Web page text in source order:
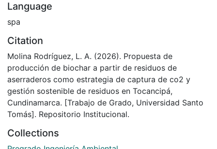
Language
spa
Citation
Molina Rodríguez, L. A. (2026). Propuesta de
producción de biochar a partir de residuos de
aserraderos como estrategia de captura de co2 y
gestión sostenible de residuos en Tocancipá,
Cundinamarca. [Trabajo de Grado, Universidad Santo
Tomás]. Repositorio Institucional.
Collections